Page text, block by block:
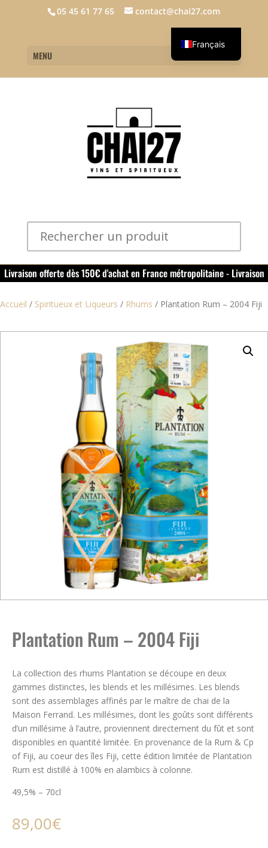
05 45 61 77 65 contact@chai27.com
MENU
Livraison offerte dès 150€ d'achat en France métropolitaine - Livraison
offerte dans le rouillacais (16) dès 50€ d'achat
Accueil / Spiritueux et Liqueurs / Rhums / Plantation Rum – 2004 Fiji
Plantation Rum – 2004 Fiji
La collection des rhums Plantation se découpe en deux
gammes distinctes, les blends et les millésimes. Les blends
sont des assemblages affinés par le maître de chai de la
Maison Ferrand. Les millésimes, dont les goûts sont différents
d’un millésime à l’autre, proviennent directement du fût et sont
disponibles en quantité limitée. En provenance de la Rum & Cp
of Fiji, au coeur des îles Fiji, cette édition limitée de Plantation
Rum est distillé à 100% en alambics à colonne.
49,5% – 70cl
89,00€
Français
English